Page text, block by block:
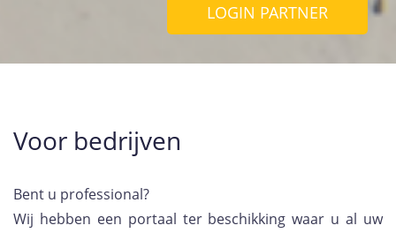
LOGIN PARTNER
Voor bedrijven
Bent u professional?
Wij hebben een portaal ter beschikking waar u al uw